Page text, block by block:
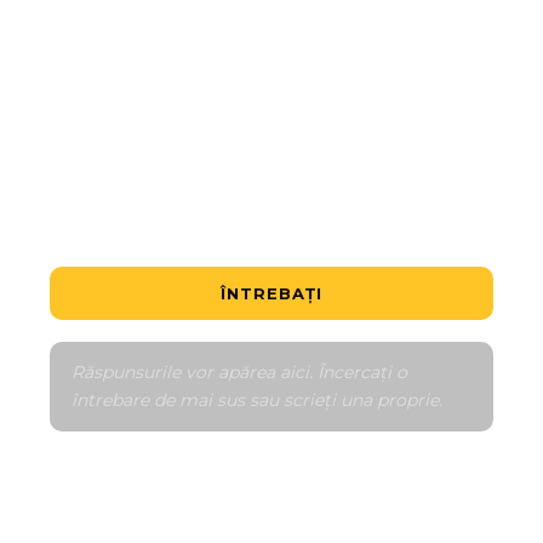
ÎNTREBAȚI
Răspunsurile vor apărea aici. Încercați o
întrebare de mai sus sau scrieți una proprie.